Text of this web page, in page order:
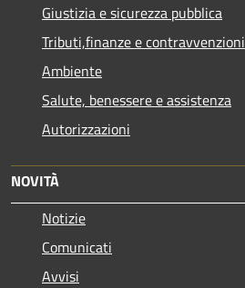
Giustizia e sicurezza pubblica
Tributi,finanze e contravvenzioni
Ambiente
Salute, benessere e assistenza
Autorizzazioni
NOVITÀ
Notizie
Comunicati
Avvisi